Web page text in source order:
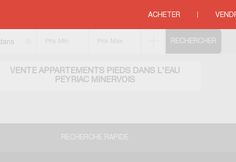
ACHETER
VENTE APPARTEMENTS PIEDS DANS L'EAU
PEYRIAC MINERVOIS
RECHERCHE RAPIDE